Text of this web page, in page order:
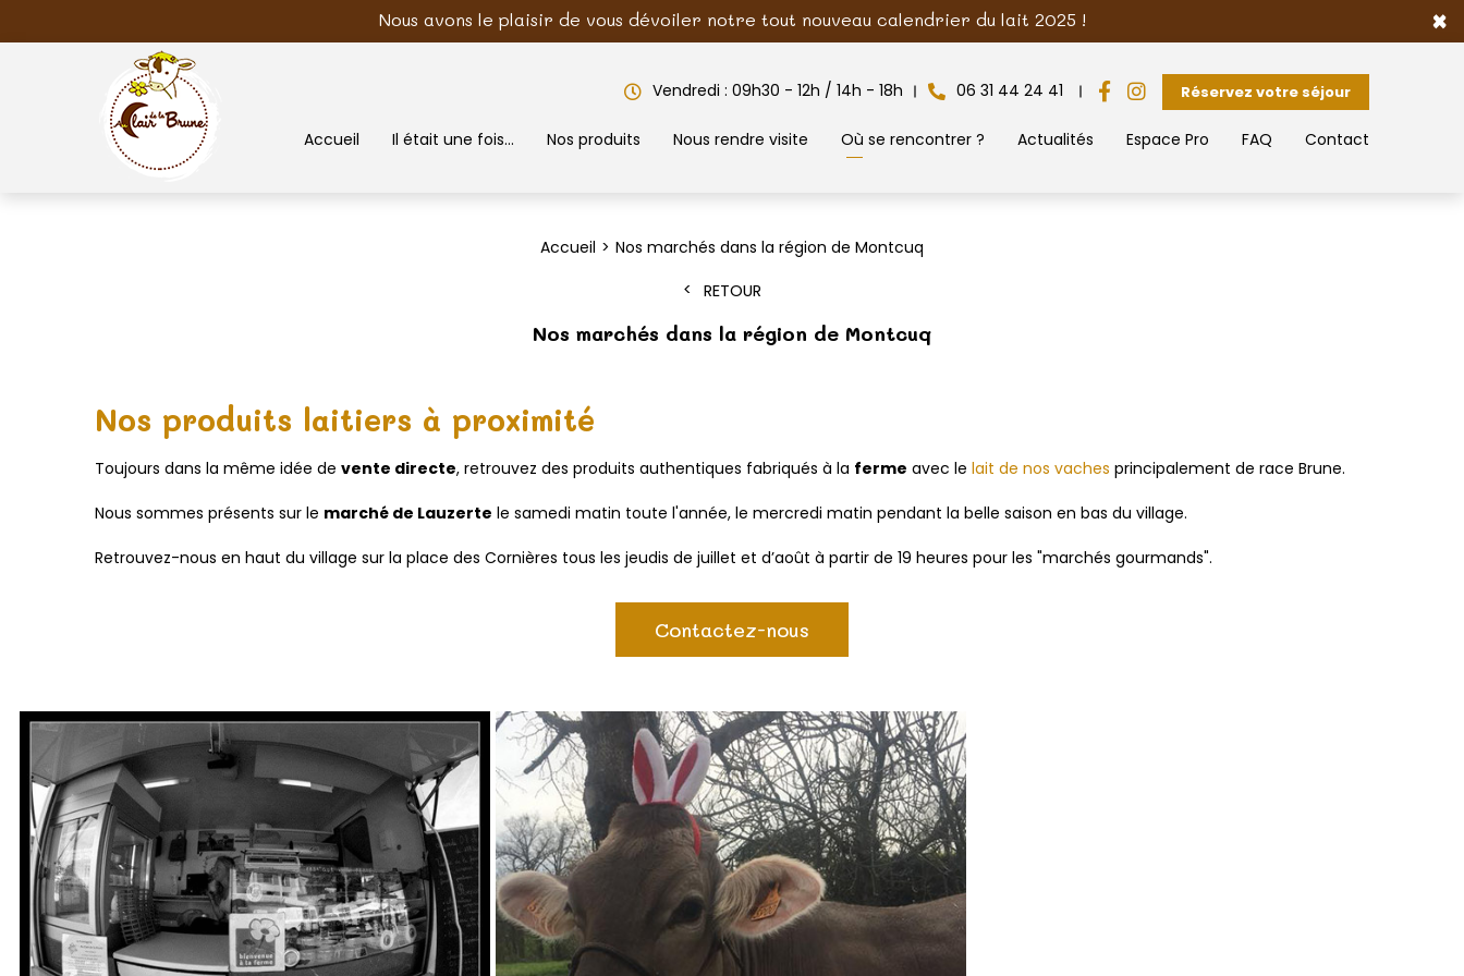
Nous avons le plaisir de vous dévoiler notre tout nouveau calendrier du lait 2025 ! ×
Vendredi : 09h30 - 12h / 14h - 18h 06 31 44 24 41 Réservez votre séjour
Accueil Il était une fois... Nos produits Nous rendre visite Où se rencontrer ? Actualités Espace Pro FAQ Contact
Accueil
Nos marchés dans la région de Montcuq
RETOUR
Nos marchés dans la région de Montcuq
Nos produits laitiers à proximité
Toujours dans la même idée de vente directe, retrouvez des produits authentiques fabriqués à la ferme avec le lait de nos vaches principalement de race Brune.
Nous sommes présents sur le marché de Lauzerte le samedi matin toute l'année, le mercredi matin pendant la belle saison en bas du village.
Retrouvez-nous en haut du village sur la place des Cornières tous les jeudis de juillet et d’août à partir de 19 heures pour les "marchés gourmands".
Contactez-nous